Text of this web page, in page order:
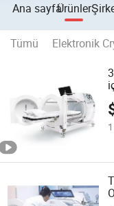
Ana sayfaÜrünler
Tümü Elektronik